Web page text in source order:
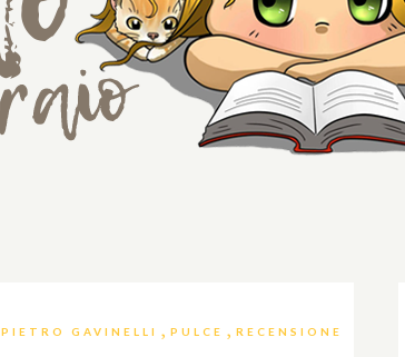
PIETRO GAVINELLI , PULCE , RECENSIONE